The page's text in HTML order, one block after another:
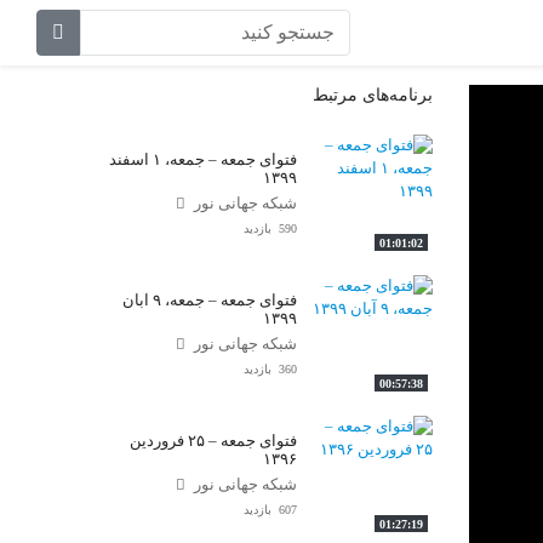
برنامه‌های مرتبط
01:01:02
فتوای جمعه – جمعه، ۱ اسفند
۱۳۹۹
شبکه جهانی نور
590 بازدید
00:57:38
فتوای جمعه – جمعه، ۹ آبان
۱۳۹۹
شبکه جهانی نور
360 بازدید
01:27:19
فتوای جمعه – ۲۵ فروردین
۱۳۹۶
شبکه جهانی نور
607 بازدید